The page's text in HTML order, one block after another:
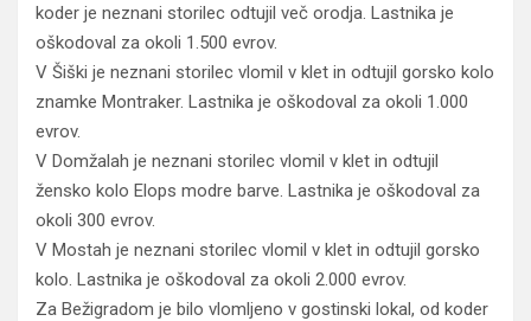
koder je neznani storilec odtujil več orodja. Lastnika je
oškodoval za okoli 1.500 evrov.
V Šiški je neznani storilec vlomil v klet in odtujil gorsko kolo
znamke Montraker. Lastnika je oškodoval za okoli 1.000
evrov.
V Domžalah je neznani storilec vlomil v klet in odtujil
žensko kolo Elops modre barve. Lastnika je oškodoval za
okoli 300 evrov.
V Mostah je neznani storilec vlomil v klet in odtujil gorsko
kolo. Lastnika je oškodoval za okoli 2.000 evrov.
Za Bežigradom je bilo vlomljeno v gostinski lokal, od koder